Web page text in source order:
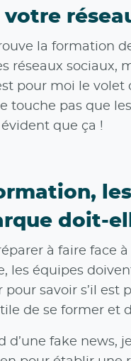
la formation
réseaux sociaux,
pour moi le volet
touche pas que
que ça !
doit-
à faire face
les équipes
pour savoir s’il
de se former et
d’une fake